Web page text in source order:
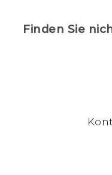
Finden Sie